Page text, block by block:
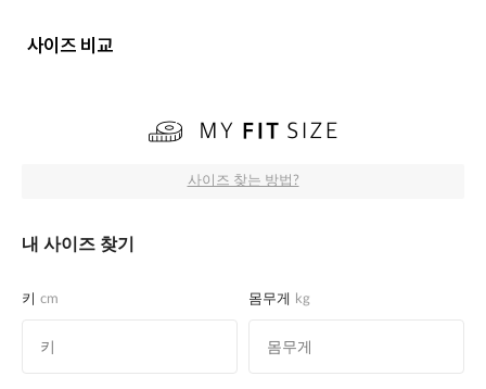
사이즈 비교